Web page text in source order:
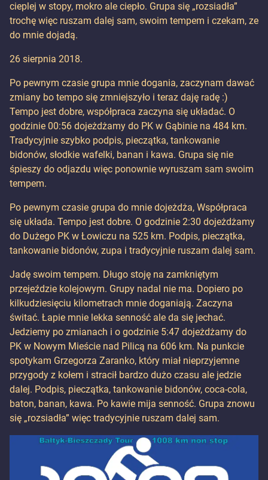
cieplej w stopy, mokro ale ciepło. Grupa się „rozsiadła”
trochę więc ruszam dalej sam, swoim tempem i czekam, ze
do mnie dojadą.
26 sierpnia 2018.
Po pewnym czasie grupa mnie dogania, zaczynam dawać
zmiany bo tempo się zmniejszyło i teraz daję radę :)
Tempo jest dobre, współpraca zaczyna się układać. O
godzinie 00:56 dojeżdżamy do PK w Gąbinie na 484 km.
Tradycyjnie szybko podpis, pieczątka, tankowanie
bidonów, słodkie wafelki, banan i kawa. Grupa się nie
śpieszy do odjazdu więc ponownie wyruszam sam swoim
tempem.
Po pewnym czasie grupa do mnie dojeżdża, Współpraca
się układa. Tempo jest dobre. O godzinie 2:30 dojeżdżamy
do Dużego PK w Łowiczu na 525 km. Podpis, pieczątka,
tankowanie bidonów, zupa i tradycyjnie ruszam dalej sam.
Jadę swoim tempem. Długo stoję na zamkniętym
przejeździe kolejowym. Grupy nadal nie ma. Dopiero po
kilkudziesięciu kilometrach mnie doganiają. Zaczyna
świtać. Łapie mnie lekka senność ale da się jechać.
Jedziemy po zmianach i o godzinie 5:47 dojeżdżamy do
PK w Nowym Mieście nad Pilicą na 606 km. Na punkcie
spotykam Grzegorza Zaranko, który miał nieprzyjemne
przygody z kołem i stracił bardzo dużo czasu ale jedzie
dalej. Podpis, pieczątka, tankowanie bidonów, coca-cola,
baton, banan, kawa. Po kawie mija senność. Grupa znowu
się „rozsiadła” więc tradycyjnie ruszam dalej sam.